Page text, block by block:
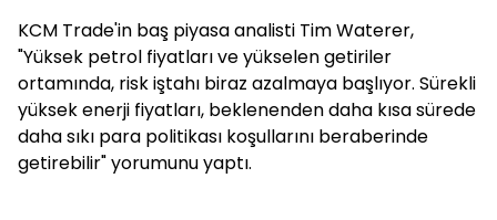
KCM Trade'in baş piyasa analisti Tim Waterer,
"Yüksek petrol fiyatları ve yükselen getiriler
ortamında, risk iştahı biraz azalmaya başlıyor. Sürekli
yüksek enerji fiyatları, beklenenden daha kısa sürede
daha sıkı para politikası koşullarını beraberinde
getirebilir" yorumunu yaptı.